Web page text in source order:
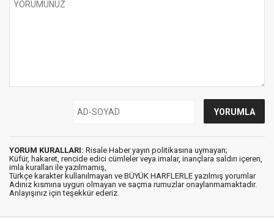
YORUM KURALLARI: Risale Haber yayın politikasına uymayan;
Küfür, hakaret, rencide edici cümleler veya imalar, inançlara saldırı içeren,
imla kuralları ile yazılmamış,
Türkçe karakter kullanılmayan ve BÜYÜK HARFLERLE yazılmış yorumlar
Adınız kısmına uygun olmayan ve saçma rumuzlar onaylanmamaktadır.
Anlayışınız için teşekkür ederiz.